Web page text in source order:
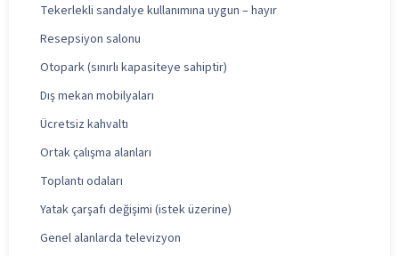
Tekerlekli sandalye kullanımına uygun – hayır
Resepsiyon salonu
Otopark (sınırlı kapasiteye sahiptir)
Dış mekan mobilyaları
Ücretsiz kahvaltı
Ortak çalışma alanları
Toplantı odaları
Yatak çarşafı değişimi (istek üzerine)
Genel alanlarda televizyon